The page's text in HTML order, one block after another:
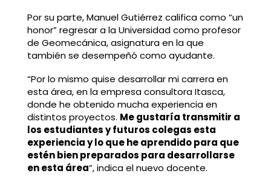
Por su parte, Manuel Gutiérrez califica como “un
honor” regresar a la Universidad como profesor
de Geomecánica, asignatura en la que
también se desempeñó como ayudante.
“Por lo mismo quise desarrollar mi carrera en
esta área, en la empresa consultora Itasca,
donde he obtenido mucha experiencia en
distintos proyectos. Me gustaría transmitir a
los estudiantes y futuros colegas esta
experiencia y lo que he aprendido para que
estén bien preparados para desarrollarse
en esta área”, indica el nuevo docente.